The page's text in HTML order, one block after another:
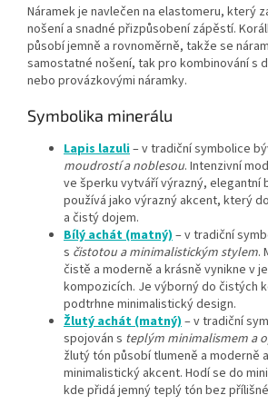
Náramek je navlečen na elastomeru, který
nošení a snadné přizpůsobení zápěstí.
působí jemně a rovnoměrně, takže se
samostatné nošení, tak pro kombinování s
nebo provázkovými náramky.
Symbolika minerálu
Lapis lazuli– v tradiční symbolice
moudrostí a noblesou. Intenzivní
ve šperku vytváří výrazný, elegantní
používá jako výrazný akcent, který
a čistý dojem.
Bílý achát (matný) – v tradiční
s čistotou a minimalistickým stylem.
čistě a moderně a krásně vynikne v
kompozicích. Je výborný do čistých
podtrhne minimalistický design.
Žlutý achát (matný) – v tradiční
spojován s teplým minimalismem a
žlutý tón působí tlumeně a moderně
minimalistický akcent. Hodí se do
kde přidá jemný teplý tón bez